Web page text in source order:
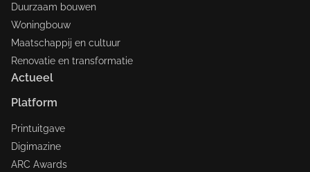
Duurzaam bouwen
Woningbouw
Maatschappij en cultuur
Renovatie en transformatie
Actueel
Platform
Printuitgave
Digimazine
ARC Awards